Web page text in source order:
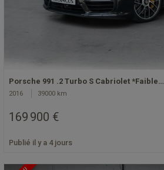
Porsche 991 .2 Turbo S Cabriolet *Faible…
2016 39000 km
169 900 €
Publié il y a 4 jours